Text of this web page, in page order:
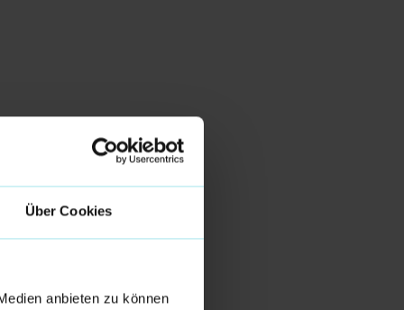
Über Cookies
anbieten zu können